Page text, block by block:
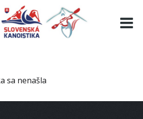
sa nenašla
EURO 19
INFO
RESULTS